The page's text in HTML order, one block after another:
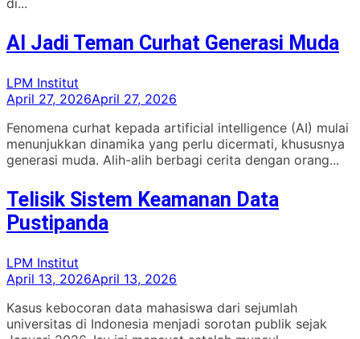
di...
AI Jadi Teman Curhat Generasi Muda
LPM Institut
April 27, 2026April 27, 2026
Fenomena curhat kepada artificial intelligence (AI) mulai
menunjukkan dinamika yang perlu dicermati, khususnya
generasi muda. Alih-alih berbagi cerita dengan orang...
Telisik Sistem Keamanan Data
Pustipanda
LPM Institut
April 13, 2026April 13, 2026
Kasus kebocoran data mahasiswa dari sejumlah
universitas di Indonesia menjadi sorotan publik sejak